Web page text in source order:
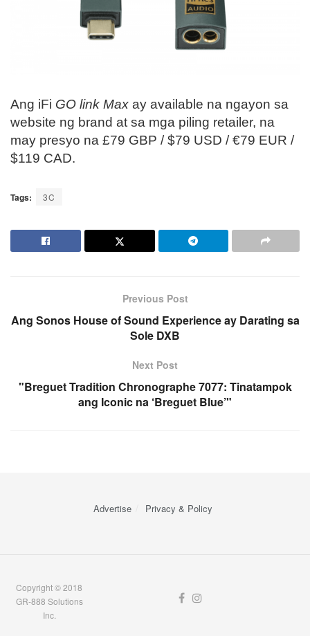
Ang iFi GO link Max ay available na ngayon sa
website ng brand at sa mga piling retailer, na
may presyo na £79 GBP / $79 USD / €79 EUR /
$119 CAD.
Tags: 3C
Previous Post
Ang Sonos House of Sound Experience ay Darating sa
Sole DXB
Next Post
"Breguet Tradition Chronographe 7077: Tinatampok
ang Iconic na ‘Breguet Blue’"
Advertise Privacy & Policy
Copyright © 2018
GR-888 Solutions
Inc.